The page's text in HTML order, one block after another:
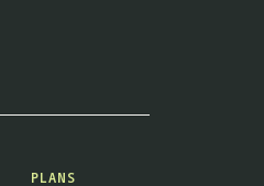
PLANS